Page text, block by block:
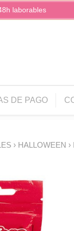
DE PAGO
› HALLOWEEN ›
laborables